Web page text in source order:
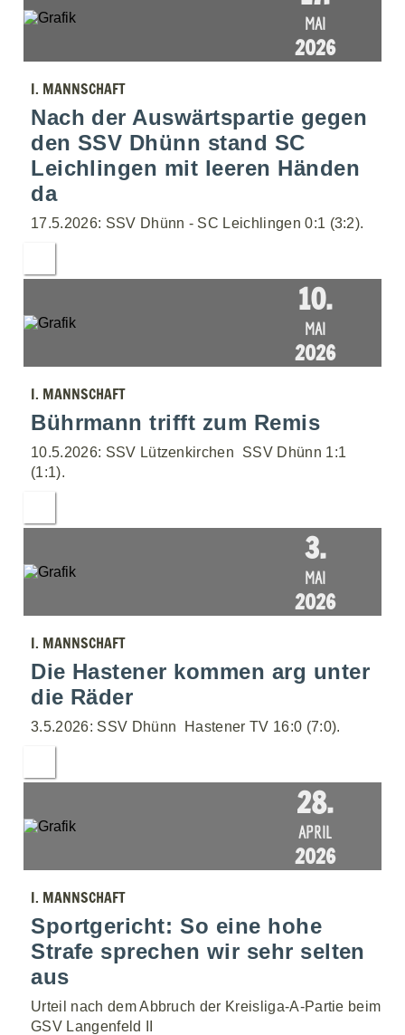
MAI
2026
I. MANNSCHAFT
Nach der Auswärtspartie gegen
den SSV Dhünn stand SC
Leichlingen mit leeren Händen
da
17.5.2026: SSV Dhünn - SC Leichlingen 0:1 (3:2).
10.
MAI
2026
I. MANNSCHAFT
Bührmann trifft zum Remis
10.5.2026: SSV Lützenkirchen  SSV Dhünn 1:1
(1:1).
3.
MAI
2026
I. MANNSCHAFT
Die Hastener kommen arg unter
die Räder
3.5.2026: SSV Dhünn  Hastener TV 16:0 (7:0).
28.
APRIL
2026
I. MANNSCHAFT
Sportgericht: So eine hohe
Strafe sprechen wir sehr selten
aus
Urteil nach dem Abbruch der Kreisliga-A-Partie beim
GSV Langenfeld II